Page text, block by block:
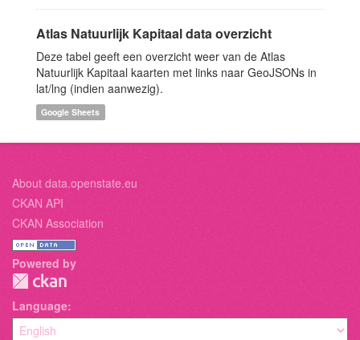
Atlas Natuurlijk Kapitaal data overzicht
Deze tabel geeft een overzicht weer van de Atlas
Natuurlijk Kapitaal kaarten met links naar GeoJSONs in
lat/lng (indien aanwezig).
Google Sheets
About data.openstate.eu
CKAN API
CKAN Association
Powered by
Language